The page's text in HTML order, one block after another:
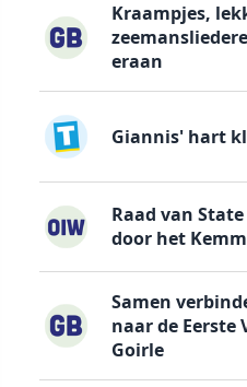
Kraampjes,
eraan
Giannis' hart
Raad van
door het
Samen
naar de Eerste
Goirle